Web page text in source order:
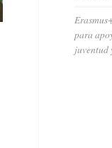
para
juventud